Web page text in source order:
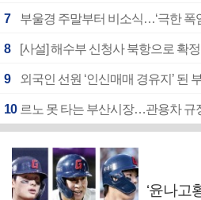
7 부울경 주말부터 비소식…‘극한 폭
8 [사설] 해수부 신청사 북항으로 확
9 외국인 선원 ‘인신매매 경유지’ 된
10 르노 못 타는 부산시장…관용차 규
‘윤나